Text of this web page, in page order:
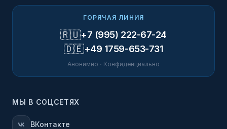
ГОРЯЧАЯ ЛИНИЯ
🇷🇺+7 (995) 222-67-24
🇩🇪+49 1759-653-731
Анонимно · Конфиденциально
МЫ В СОЦСЕТЯХ
ВКонтакте